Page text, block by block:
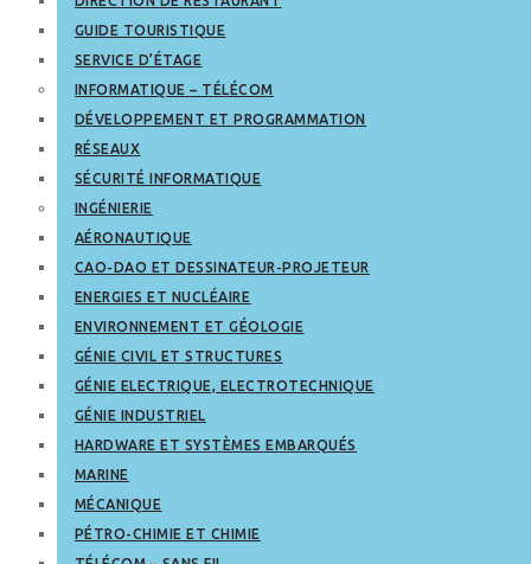
GUIDE TOURISTIQUE
SERVICE D’ÉTAGE
INFORMATIQUE – TÉLÉCOM
DÉVELOPPEMENT ET PROGRAMMATION
RÉSEAUX
SÉCURITÉ INFORMATIQUE
INGÉNIERIE
AÉRONAUTIQUE
CAO-DAO ET DESSINATEUR-PROJETEUR
ENERGIES ET NUCLÉAIRE
ENVIRONNEMENT ET GÉOLOGIE
GÉNIE CIVIL ET STRUCTURES
GÉNIE ELECTRIQUE, ELECTROTECHNIQUE
GÉNIE INDUSTRIEL
HARDWARE ET SYSTÈMES EMBARQUÉS
MARINE
MÉCANIQUE
PÉTRO-CHIMIE ET CHIMIE